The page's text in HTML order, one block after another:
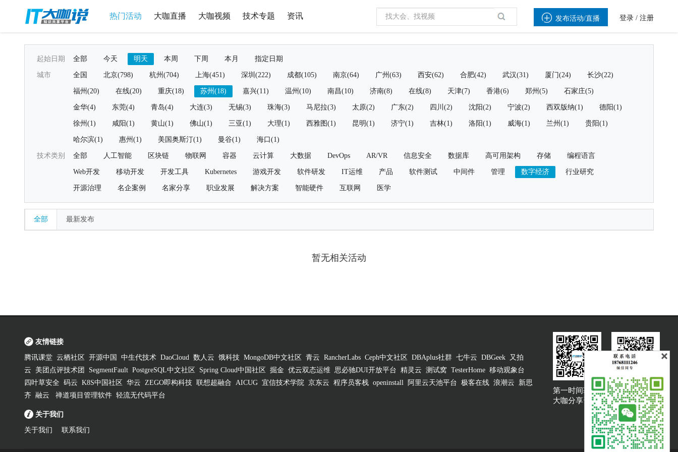
热门活动 大咖直播 大咖视频 技术专题 资讯  发布活动/直播 登录 / 注册
起始日期 全部 今天 明天 本周 下周 本月 指定日期
城市 全国 北京(798) 杭州(704) 上海(451) 深圳(222) 成都(105) 南京(64) 广州(63) 西安(62) 合肥(42) 武汉(31) 厦门(24) 长沙(22)
福州(20) 在线(20) 重庆(18) 苏州(18) 嘉兴(11) 温州(10) 南昌(10) 济南(8) 在线(8) 天津(7) 香港(6) 郑州(5) 石家庄(5)
金华(4) 东莞(4) 青岛(4) 大连(3) 无锡(3) 珠海(3) 马尼拉(3) 太原(2) 广东(2) 四川(2) 沈阳(2) 宁波(2) 西双版纳(1) 德阳(1)
徐州(1) 咸阳(1) 黄山(1) 佛山(1) 三亚(1) 大理(1) 西雅图(1) 昆明(1) 济宁(1) 吉林(1) 洛阳(1) 威海(1) 兰州(1) 贵阳(1)
哈尔滨(1) 惠州(1) 美国奥斯汀(1) 曼谷(1) 海口(1)
技术类别 全部 人工智能 区块链 物联网 容器 云计算 大数据 DevOps AR/VR 信息安全 数据库 高可用架构 存储 编程语言
Web开发 移动开发 开发工具 Kubernetes 游戏开发 软件研发 IT运维 产品 软件测试 中间件 管理 数字经济 行业研究
开源治理 名企案例 名家分享 职业发展 解决方案 智能硬件 互联网 医学
全部 最新发布
暂无相关活动
友情链接
腾讯课堂 云栖社区 开源中国 中生代技术 DaoCloud 数人云 饿科技 MongoDB中文社区 青云 RancherLabs Ceph中文社区 DBAplus社群 七牛云 DBGeek
又拍
云
美团点评技术团 SegmentFault PostgreSQL中文社区 Spring Cloud中国社区 掘金 优云双态运维 思必驰DUI开放平台 精灵云 测试窝 TesterHome 移动观象台
四叶草安全 码云 K8S中国社区 华云 ZEGO即构科技 联想超融合 AICUG 宜信技术学院 京东云 程序员客栈 openinstall 阿里云天池平台 极客在线 浪潮云
新思
齐 融云 禅道项目管理软件 轻流无代码平台
关于我们
关于我们 联系我们
第一时间获取
大咖分享资讯
大咖说吐槽客服